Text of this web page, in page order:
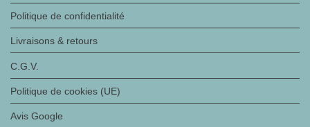
Politique de confidentialité
Livraisons & retours
C.G.V.
Politique de cookies (UE)
Avis Google